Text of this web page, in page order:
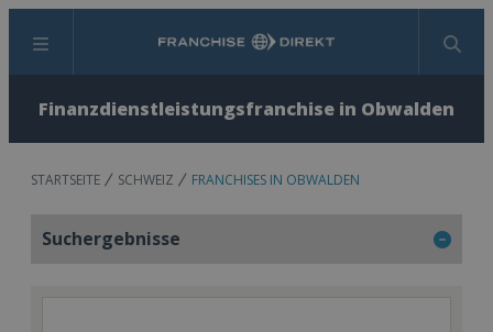
Menü Suchen
Finanzdienstleistungsfranchise in Obwalden
STARTSEITE SCHWEIZ FRANCHISES IN OBWALDEN
Suchergebnisse